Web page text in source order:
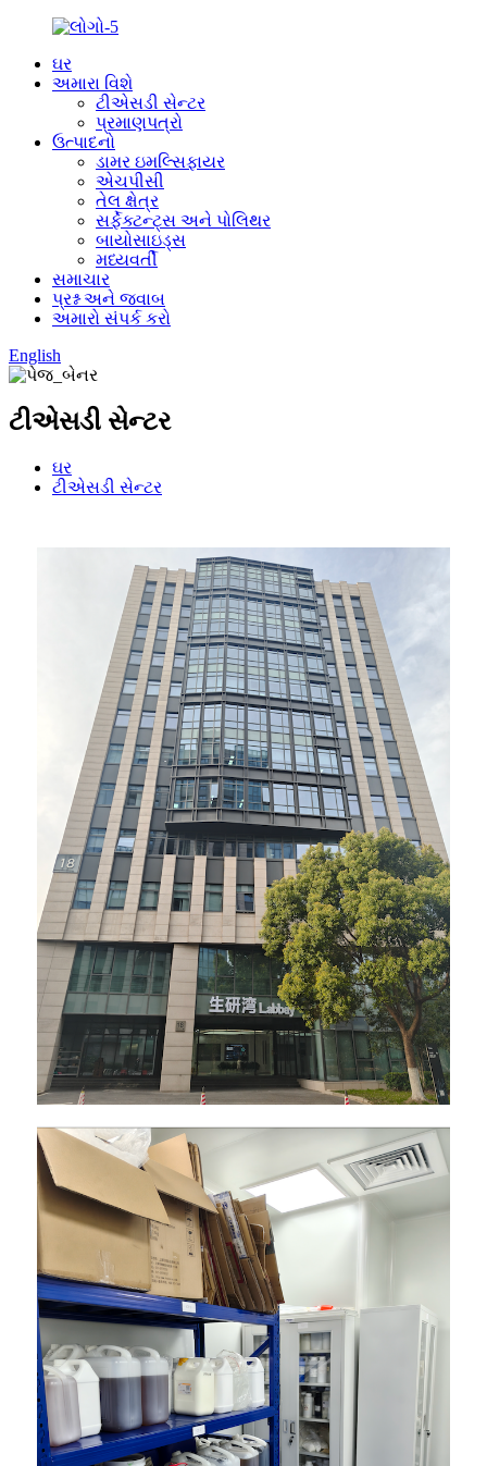
ઘર
અમારા વિશે
ટીએસડી સેન્ટર
પ્રમાણપત્રો
ઉત્પાદનો
ડામર ઇમલ્સિફાયર
એચપીસી
તેલ ક્ષેત્ર
સર્ફેક્ટન્ટ્સ અને પોલિથર
બાયોસાઇડ્સ
મધ્યવર્તી
સમાચાર
પ્રશ્ન અને જવાબ
અમારો સંપર્ક કરો
English
ટીએસડી સેન્ટર
ઘર
ટીએસડી સેન્ટર